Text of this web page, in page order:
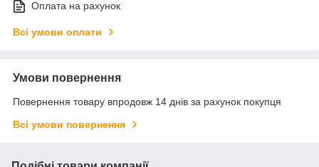
Оплата на рахунок
Всі умови оплати
Умови повернення
Повернення товару впродовж 14 днів за рахунок покупця
Всі умови повернення